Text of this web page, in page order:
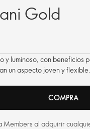
Gold
y luminoso, con beneficios
un aspecto joven y flexible.
COMPRA
Members al adquirir